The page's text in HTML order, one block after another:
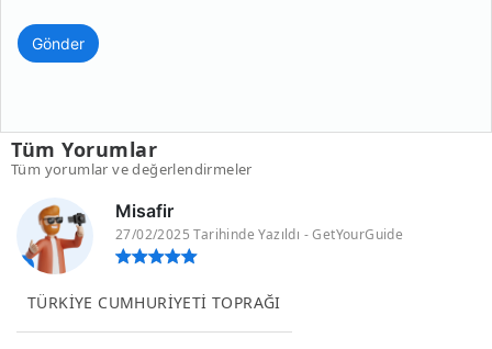
Gönder
Tüm Yorumlar
Tüm yorumlar ve değerlendirmeler
Misafir
27/02/2025 Tarihinde Yazıldı - GetYourGuide
TÜRKİYE CUMHURİYETİ TOPRAĞI